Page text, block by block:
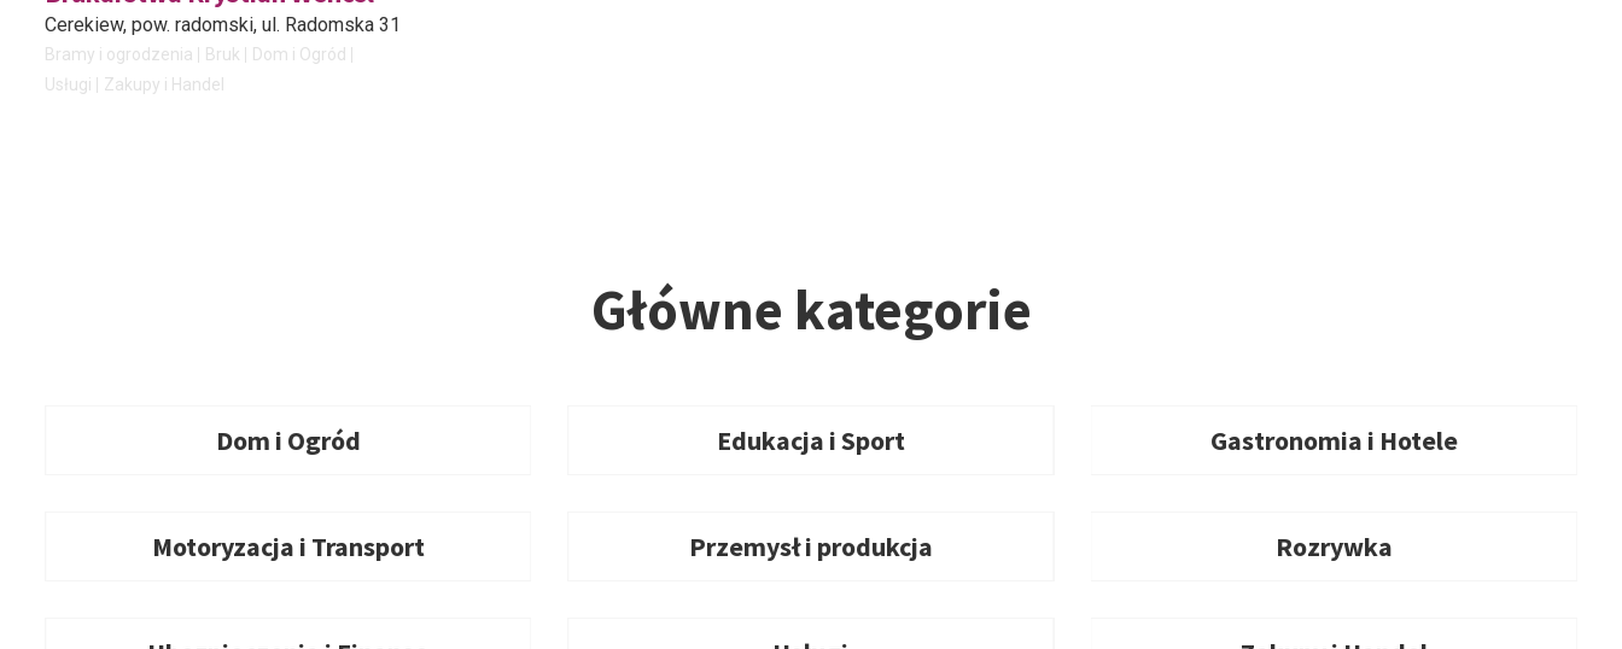
Cerekiew, pow. radomski, ul. Radomska 31
Bramy i ogrodzenia Bruk
Dom i Ogród
Usługi
Zakupy i Handel
Główne kategorie
Dom i Ogród Edukacja i Sport Gastronomia i Hotele
Motoryzacja i Transport Przemysł i produkcja Rozrywka